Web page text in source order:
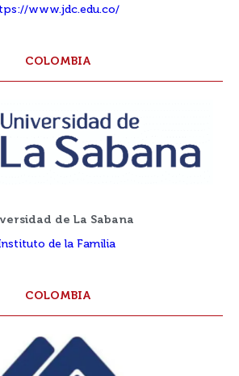
www.jdc.edu.co/
COLOMBIA
de La Sabana
de la Familia
COLOMBIA